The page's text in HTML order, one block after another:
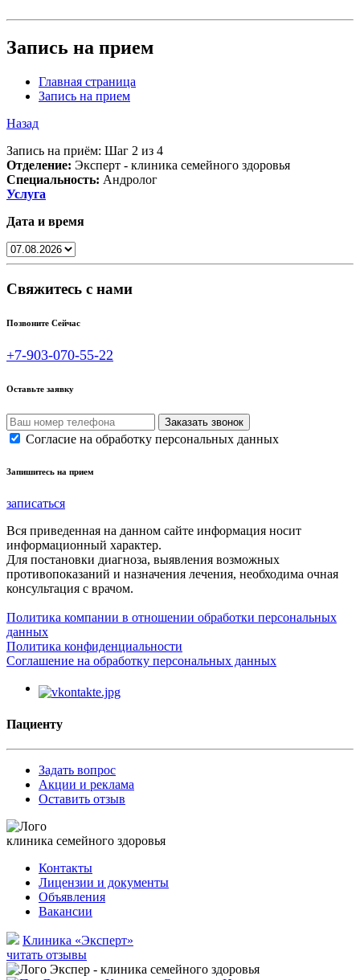
Запись на прием
Главная страница
Запись на прием
Назад
Запись на приём: Шаг 2 из 4
Отделение: Эксперт - клиника семейного здоровья
Специальность: Андролог
Услуга
Дата и время
Свяжитесь с нами
Позвоните Сейчас
+7-903-070-55-22
Оставьте заявку
Согласие на обработку персональных данных
Запишитесь на прием
записаться
Вся приведенная на данном сайте информация носит
информационный характер.
Для постановки диагноза, выявления возможных
противопоказаний и назначения лечения, необходима очная
консультация с врачом.
Политика компании в отношении обработки персональных
данных
Политика конфиденциальности
Соглашение на обработку персональных данных
Пациенту
Задать вопрос
Акции и реклама
Оставить отзыв
клиника семейного здоровья
Контакты
Лицензии и документы
Объявления
Вакансии
Клиника «Эксперт»
читать отзывы